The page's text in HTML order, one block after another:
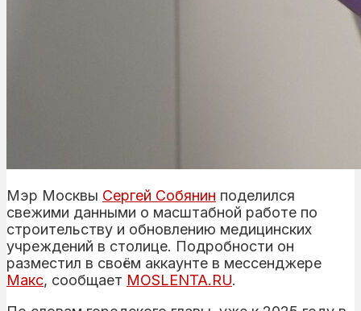
Мэр Москвы Сергей Собянин поделился
свежими данными о масштабной работе по
строительству и обновлению медицинских
учреждений в столице. Подробности он
разместил в своём аккаунте в мессенджере
Макс, сообщает MOSLENTA.RU.